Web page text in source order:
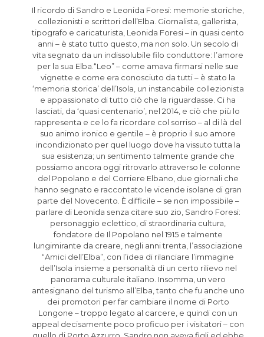
Il ricordo di Sandro e Leonida Foresi: memorie storiche,
collezionisti e scrittori dell’Elba. Giornalista, gallerista,
tipografo e caricaturista, Leonida Foresi – in quasi cento
anni – è stato tutto questo, ma non solo. Un secolo di
vita segnato da un indissolubile filo conduttore: l’amore
per la sua Elba.“Leo” – come amava firmarsi nelle sue
vignette e come era conosciuto da tutti – è stato la
‘memoria storica’ dell’Isola, un instancabile collezionista
e appassionato di tutto ciò che la riguardasse. Ci ha
lasciati, da ‘quasi centenario’, nel 2014, e ciò che più lo
rappresenta e ce lo fa ricordare col sorriso – al di là del
suo animo ironico e gentile – è proprio il suo amore
incondizionato per quel luogo dove ha vissuto tutta la
sua esistenza; un sentimento talmente grande che
possiamo ancora oggi ritrovarlo attraverso le colonne
del Popolano e del Corriere Elbano, due giornali che
hanno segnato e raccontato le vicende isolane di gran
parte del Novecento. È difficile – se non impossibile –
parlare di Leonida senza citare suo zio, Sandro Foresi:
personaggio eclettico, di straordinaria cultura,
fondatore de Il Popolano nel 1915 e talmente
lungimirante da creare, negli anni trenta, l’associazione
“Amici dell’Elba”, con l’idea di rilanciare l’immagine
dell’Isola insieme a personalità di un certo rilievo nel
panorama culturale italiano. Insomma, un vero
antesignano del turismo all’Elba, tanto che fu anche uno
dei promotori per far cambiare il nome di Porto
Longone – troppo legato al carcere, e quindi con un
appeal decisamente poco proficuo per i visitatori – con
quello di Porto Azzurro. Sandro non aveva figli ed ebbe